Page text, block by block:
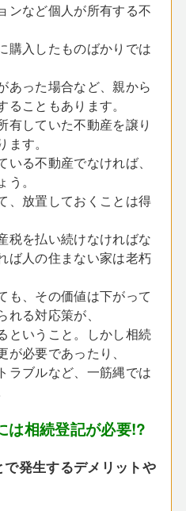
ンなど個人が所有する不
購入したものばかりでは
あった場合など、親から
こともあります。
有していた不動産を譲り
す。
る不動産でなければ、
。
、放置しておくことは得
税を払い続けなければな
ば人の住まない家は老朽
も、その価値は下がって
る対応策が、
ということ。しかし相続
必要であったり、
ラブルなど、一筋縄では
は相続登記が必要!?
発生するデメリットや